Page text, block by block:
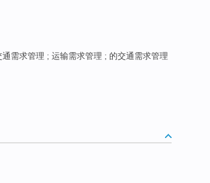
需求管理 ; 运输需求管理 ; 的交通需求管理